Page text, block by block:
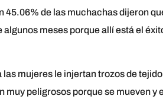
45.06% de las muchachas dijeron
meses porque allí está el
mujeres le injertan trozos de
muy peligrosos porque se mueven y